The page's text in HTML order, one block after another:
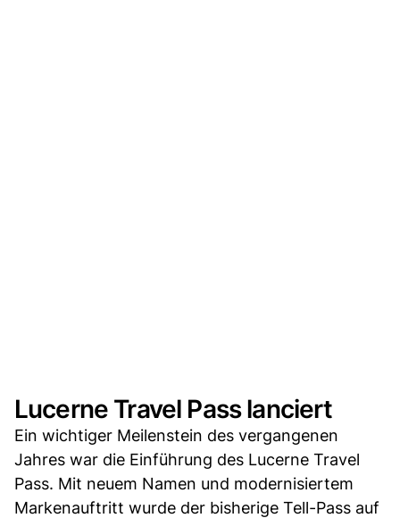
Lucerne Travel Pass lanciert
Ein wichtiger Meilenstein des vergangenen
Jahres war die Einführung des Lucerne Travel
Pass. Mit neuem Namen und modernisiertem
Markenauftritt wurde der bisherige Tell-Pass auf